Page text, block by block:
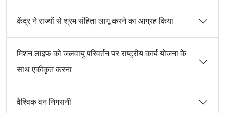
केंद्र ने राज्यों से श्रम संहिता लागू करने का आग्रह किया
मिशन लाइफ को जलवायु परिवर्तन पर राष्ट्रीय कार्य योजना के
साथ एकीकृत करना
वैश्विक वन निगरानी